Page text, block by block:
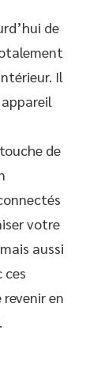
de
Il
de
votre
aussi
ces
en